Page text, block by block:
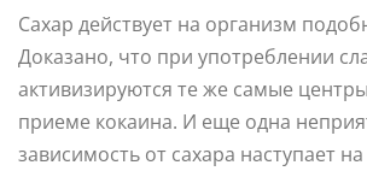
Сахар действует на организм
Доказано, что при употреблении
активизируются те же самые
приеме кокаина. И еще одна
зависимость от сахара наступает